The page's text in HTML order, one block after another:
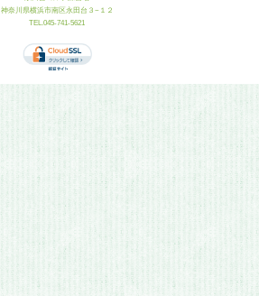
神奈川県横浜市南区永田台３−１２
TEL.045-741-5621